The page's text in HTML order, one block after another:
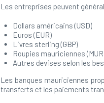
Les entreprises peuvent
Dollars américains (USD)
Euros (EUR)
Livres sterling (GBP)
Roupies mauriciennes
Autres devises selon les
Les banques mauriciennes
transferts et les paiements